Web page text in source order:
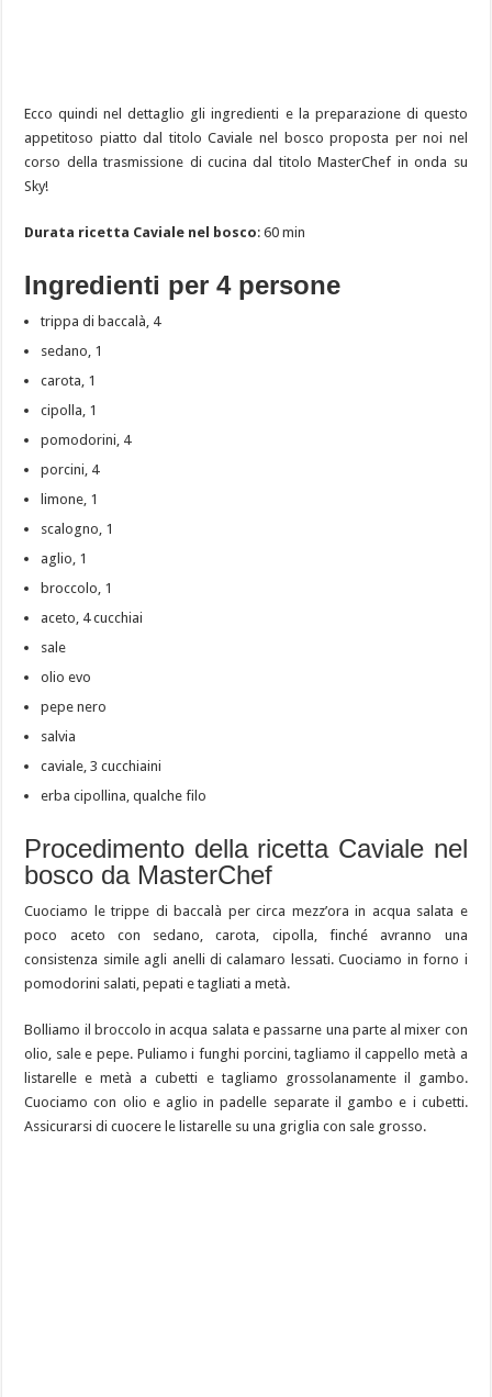
Ecco quindi nel dettaglio gli ingredienti e la preparazione di questo
appetitoso piatto dal titolo Caviale nel bosco proposta per noi nel
corso della trasmissione di cucina dal titolo MasterChef in onda su
Sky!
Durata ricetta Caviale nel bosco: 60 min
Ingredienti per 4 persone
trippa di baccalà, 4
sedano, 1
carota, 1
cipolla, 1
pomodorini, 4
porcini, 4
limone, 1
scalogno, 1
aglio, 1
broccolo, 1
aceto, 4 cucchiai
sale
olio evo
pepe nero
salvia
caviale, 3 cucchiaini
erba cipollina, qualche filo
Procedimento della ricetta Caviale nel
bosco da MasterChef
Cuociamo le trippe di baccalà per circa mezz’ora in acqua salata e
poco aceto con sedano, carota, cipolla, finché avranno una
consistenza simile agli anelli di calamaro lessati. Cuociamo in forno i
pomodorini salati, pepati e tagliati a metà.
Bolliamo il broccolo in acqua salata e passarne una parte al mixer con
olio, sale e pepe. Puliamo i funghi porcini, tagliamo il cappello metà a
listarelle e metà a cubetti e tagliamo grossolanamente il gambo.
Cuociamo con olio e aglio in padelle separate il gambo e i cubetti.
Assicurarsi di cuocere le listarelle su una griglia con sale grosso.